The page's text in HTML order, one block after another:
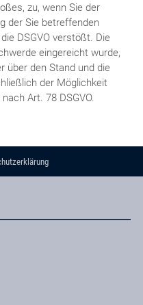
zu, wenn Sie der
der Sie betreffenden
DSGVO verstößt. Die
eingereicht wurde,
über den Stand und die
der Möglichkeit
Art. 78 DSGVO.